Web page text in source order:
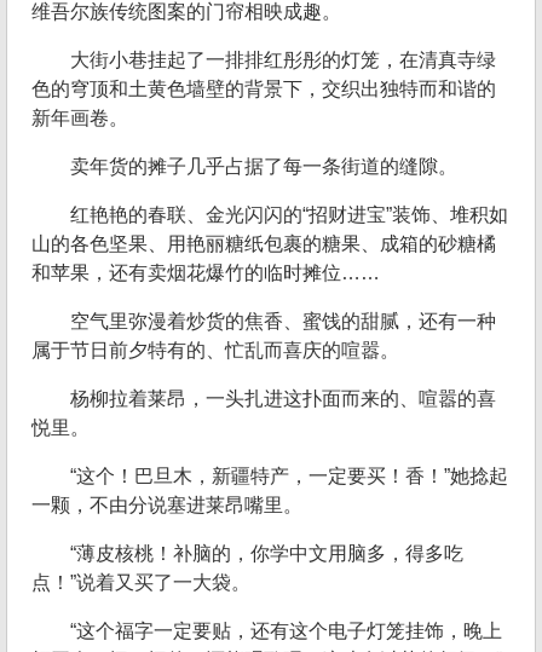
维吾尔族传统图案的门帘相映成趣。
大街小巷挂起了一排排红彤彤的灯笼，在清真寺绿
色的穹顶和土黄色墙壁的背景下，交织出独特而和谐的
新年画卷。
卖年货的摊子几乎占据了每一条街道的缝隙。
红艳艳的春联、金光闪闪的“招财进宝”装饰、堆积如
山的各色坚果、用艳丽糖纸包裹的糖果、成箱的砂糖橘
和苹果，还有卖烟花爆竹的临时摊位……
空气里弥漫着炒货的焦香、蜜饯的甜腻，还有一种
属于节日前夕特有的、忙乱而喜庆的喧嚣。
杨柳拉着莱昂，一头扎进这扑面而来的、喧嚣的喜
悦里。
“这个！巴旦木，新疆特产，一定要买！香！”她捻起
一颗，不由分说塞进莱昂嘴里。
“薄皮核桃！补脑的，你学中文用脑多，得多吃
点！”说着又买了一大袋。
“这个福字一定要贴，还有这个电子灯笼挂饰，晚上